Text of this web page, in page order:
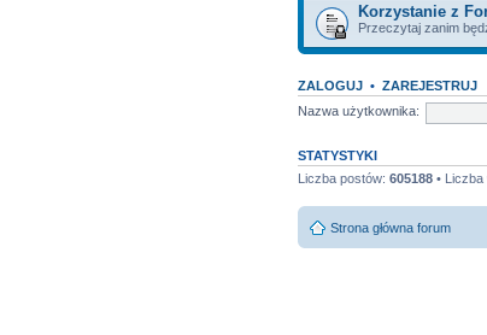
Korzystanie z
Przeczytaj zanim
ZALOGUJ • ZAREJESTRUJ
Nazwa użytkownika:
STATYSTYKI
Liczba postów: 605188 •
Strona główna forum